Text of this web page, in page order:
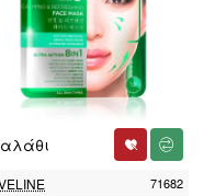
71682